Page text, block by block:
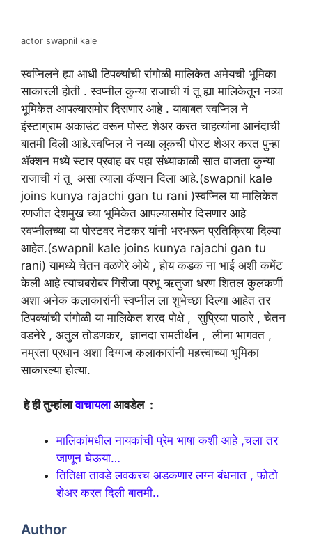
actor swapnil kale
स्वप्निलने ह्या आधी ठिपक्यांची रांगोळी मालिकेत अमेयची भूमिका
साकारली होती . स्वप्नील कुन्या राजाची गं तू ह्या मालिकेतून नव्या
भूमिकेत आपल्यासमोर दिसणार आहे . याबाबत स्वप्निल ने
इंस्टाग्राम अकाउंट वरून पोस्ट शेअर करत चाहत्यांना आनंदाची
बातमी दिली आहे.स्वप्निल ने नव्या लूकची पोस्ट शेअर करत पुन्हा
ॲक्शन मध्ये स्टार प्रवाह वर पहा संध्याकाळी सात वाजता कुन्या
राजाची गं तू असा त्याला कॅप्शन दिला आहे.(swapnil kale
joins kunya rajachi gan tu rani )स्वप्निल या मालिकेत
रणजीत देशमुख च्या भूमिकेत आपल्यासमोर दिसणार आहे
स्वप्नीलच्या या पोस्टवर नेटकर यांनी भरभरून प्रतिक्रिया दिल्या
आहेत.(swapnil kale joins kunya rajachi gan tu
rani) यामध्ये चेतन वळणेरे ओये , होय कडक ना भाई अशी कमेंट
केली आहे त्याचबरोबर गिरीजा प्रभू ऋतुजा धरण शितल कुलकर्णी
अशा अनेक कलाकारांनी स्वप्नील ला शुभेच्छा दिल्या आहेत तर
ठिपक्यांची रांगोळी या मालिकेत शरद पोक्षे , सुप्रिया पाठारे , चेतन
वडनेरे , अतुल तोडणकर, ज्ञानदा रामतीर्थन , लीना भागवत ,
नम्रता प्रधान अशा दिग्गज कलाकारांनी महत्त्वाच्या भूमिका
साकारल्या होत्या.
हे ही तुम्हांलावाचायलाआवडेल :
मालिकांमधील नायकांची प्रेम भाषा कशी आहे ,चला तर
जाणून घेऊया…
तितिक्षा तावडे लवकरच अडकणार लग्न बंधनात , फोटो
शेअर करत दिली बातमी..
Author